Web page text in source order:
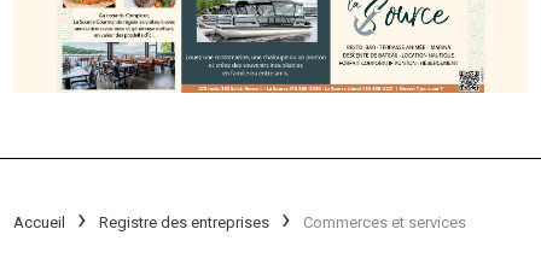
Accueil Registre des entreprises Commerces et services